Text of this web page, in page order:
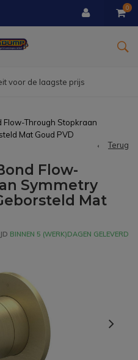
0
vanaf € 150
Flow-Through Stopkraan
Mat Goud PVD
Terug
Flow-
Symmetry
Mat
BINNEN 5 (WERK)DAGEN GELEVERD